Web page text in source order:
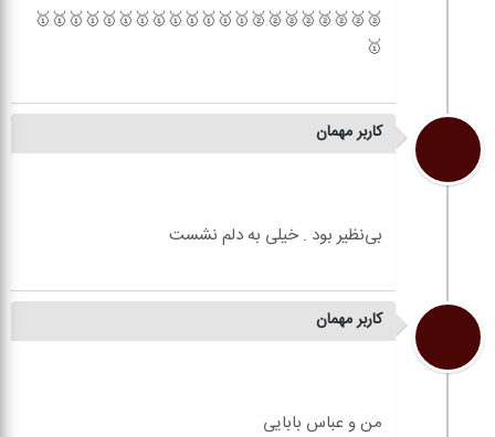
🥈🥈🥈🥈🥈🥈🥈🥈🥇🥇🥇🥇🥇🥇🥇🥇🥇🥇🥇🥇🥇
کاربر مهمان
کاربر مهمان